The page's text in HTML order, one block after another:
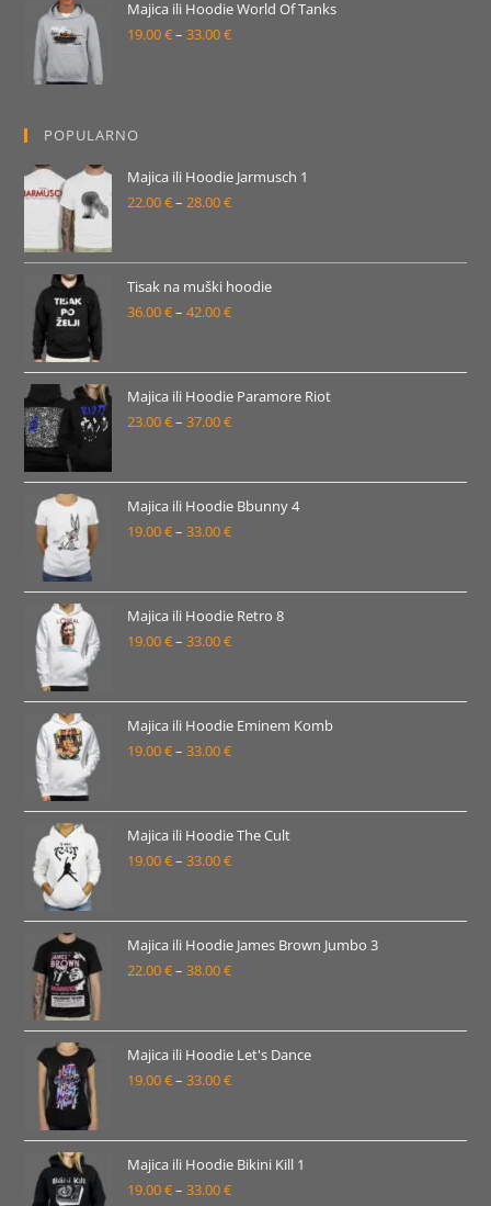
19.00 €
do
Majica ili Hoodie World Of Tanks
19.00€– 33.00€Raspon
33.00 €
POPULARNO
Majica ili Hoodie Jarmusch 1
22.00€– 28.00€Raspon
od
22.00 €
do
Tisak na muški hoodie
36.00€– 42.00€Raspon
od
36.00 €
do
Majica ili Hoodie Paramore Riot
23.00€– 37.00€Raspon
od
23.00 €
do
Majica ili Hoodie Bbunny 4
19.00€– 33.00€Raspon
od
19.00 €
do
Majica ili Hoodie Retro 8
19.00€– 33.00€Raspon
od
19.00 €
do
Majica ili Hoodie Eminem Komb
19.00€– 33.00€Raspon
od
19.00 €
do
Majica ili Hoodie The Cult
19.00€– 33.00€Raspon
od
19.00 €
do
Majica ili Hoodie James Brown Jumbo 3
22.00€– 38.00€Raspon
od
22.00 €
do
Majica ili Hoodie Let's Dance
19.00€– 33.00€Raspon
od
19.00 €
do
Majica ili Hoodie Bikini Kill 1
19.00€– 33.00€Raspon